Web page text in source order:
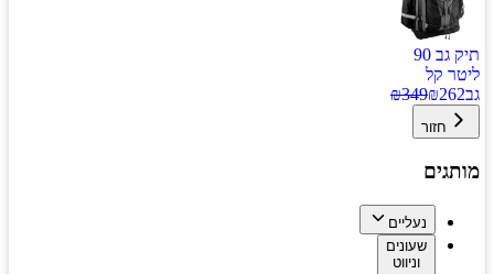
תיק גב 90
ליטר קל
גב
₪262
₪349
חזור
מותגים
נעליים
שעונים
וניווט